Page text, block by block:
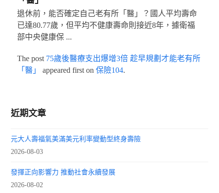
退休前，能否確定自己老有所「醫」？國人平均壽命
已達80.77歲，但平均不健康壽命則接近8年，據衛福
部中央健康保 ...
The post 75歲後醫療支出爆增3倍 趁早規劃才能老有所
「醫」
appeared first on 保險104.
近期文章
元大人壽福氣美滿美元利率變動型終身壽險
2026-08-03
發揮正向影響力 推動社會永續發展
2026-08-02